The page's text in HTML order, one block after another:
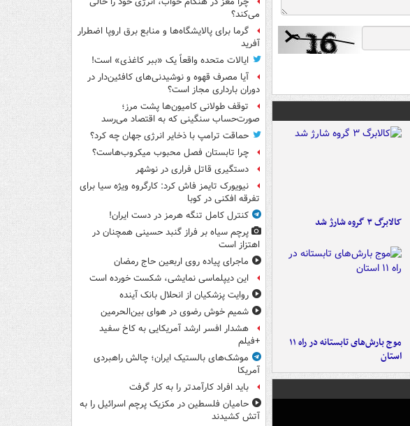
کالابرگ ۳ گروه شارژ شد
موج بارش‌های تابستانه در راه ۱۱
استان
می‌کند؟
گرما برای پالایشگاه‌ها و منابع برق اروپا اضطرار
آفرید
ایالات متحده واقعاً یک «ببر کاغذی» است!
آیا مصرف قهوه و نوشیدنی‌های کافئین‌دار در
دوران بارداری مجاز است؟
توقف طولانی کامیون‌ها پشت مرز؛
صورت‌حساب سنگینی که به اقتصاد می‌رسد
حماقت ترامپ با ذخایر انرژی جهان چه کرد؟
چرا تابستان فصل محبوب میکروب‌هاست؟
دستگیری قاتل فراری در نوشهر
نیویورک تایمز فاش کرد: کارگروه ویژه سیا برای
تفرقه افکنی در کوبا
کنترل کامل تنگه هرمز در دست ایران!
پرچم سیاه بر فراز گنبد حسینی همچنان در
اهتزاز است
ماجرای پیاده روی اربعین حاج رمضان
این دیپلماسی نمایشی، شکست خورده است
روایت پزشکیان از انحلال بانک آینده
شمیم خوش رضوی در هوای بین‌الحرمین
هشدار افسر ارشد آمریکایی به کاخ سفید
+فیلم
موشک‌های بالستیک ایران؛ چالش راهبردی
آمریکا
باید افراد کارآمدتر را به کار گرفت
حامیان فلسطین در مکزیک پرچم اسرائیل را به
آتش کشیدند